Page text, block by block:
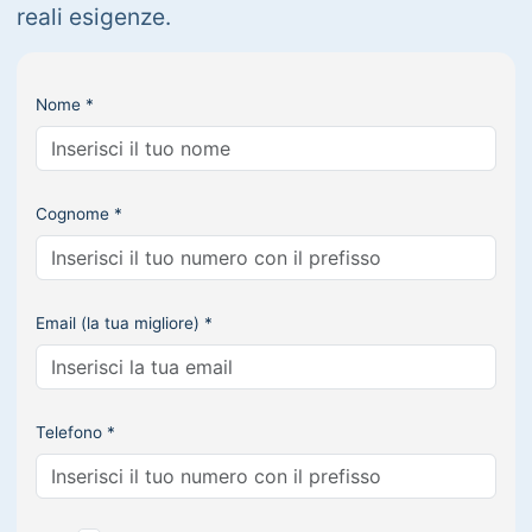
reali esigenze.
Nome *
Cognome *
Email (la tua migliore) *
Telefono *